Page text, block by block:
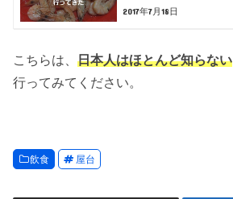
2017年7月18日
こちらは、日本人はほとんど知らない
行ってみてください。
飲食 屋台